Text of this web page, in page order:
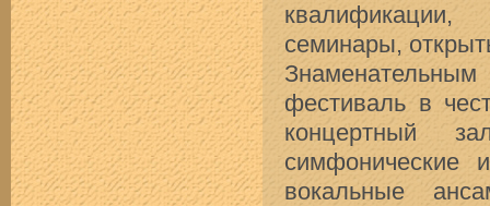
квалификации,
семинары,
фестиваль в
концертный
симфонические
вокальные